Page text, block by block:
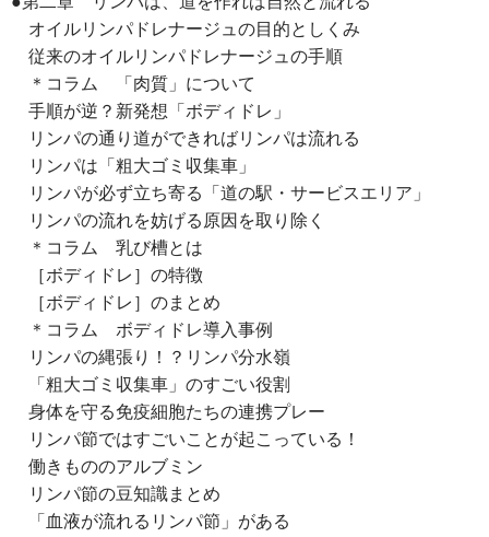
オイルリンパドレナージュの目的としくみ
従来のオイルリンパドレナージュの手順
＊コラム 「肉質」について
手順が逆？新発想「ボディドレ」
リンパの通り道ができればリンパは流れる
リンパは「粗大ゴミ収集車」
リンパが必ず立ち寄る「道の駅・サービスエリア」
リンパの流れを妨げる原因を取り除く
＊コラム 乳び槽とは
［ボディドレ］の特徴
［ボディドレ］のまとめ
＊コラム ボディドレ導入事例
リンパの縄張り！？リンパ分水嶺
「粗大ゴミ収集車」のすごい役割
身体を守る免疫細胞たちの連携プレー
リンパ節ではすごいことが起こっている！
働きもののアルブミン
リンパ節の豆知識まとめ
「血液が流れるリンパ節」がある